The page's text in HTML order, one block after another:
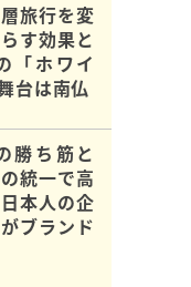
旅行を変
す効果と
「ホワイ
台は南仏
勝ち筋と
統一で高
本人の企
ブランド